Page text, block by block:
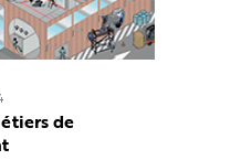
de